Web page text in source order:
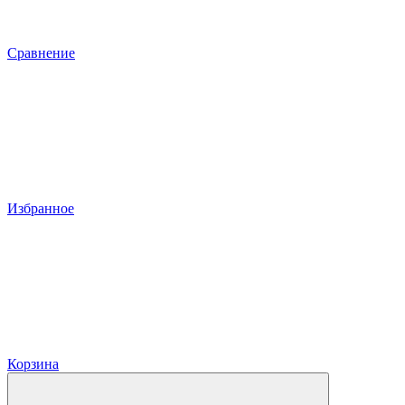
Сравнение
Избранное
Корзина